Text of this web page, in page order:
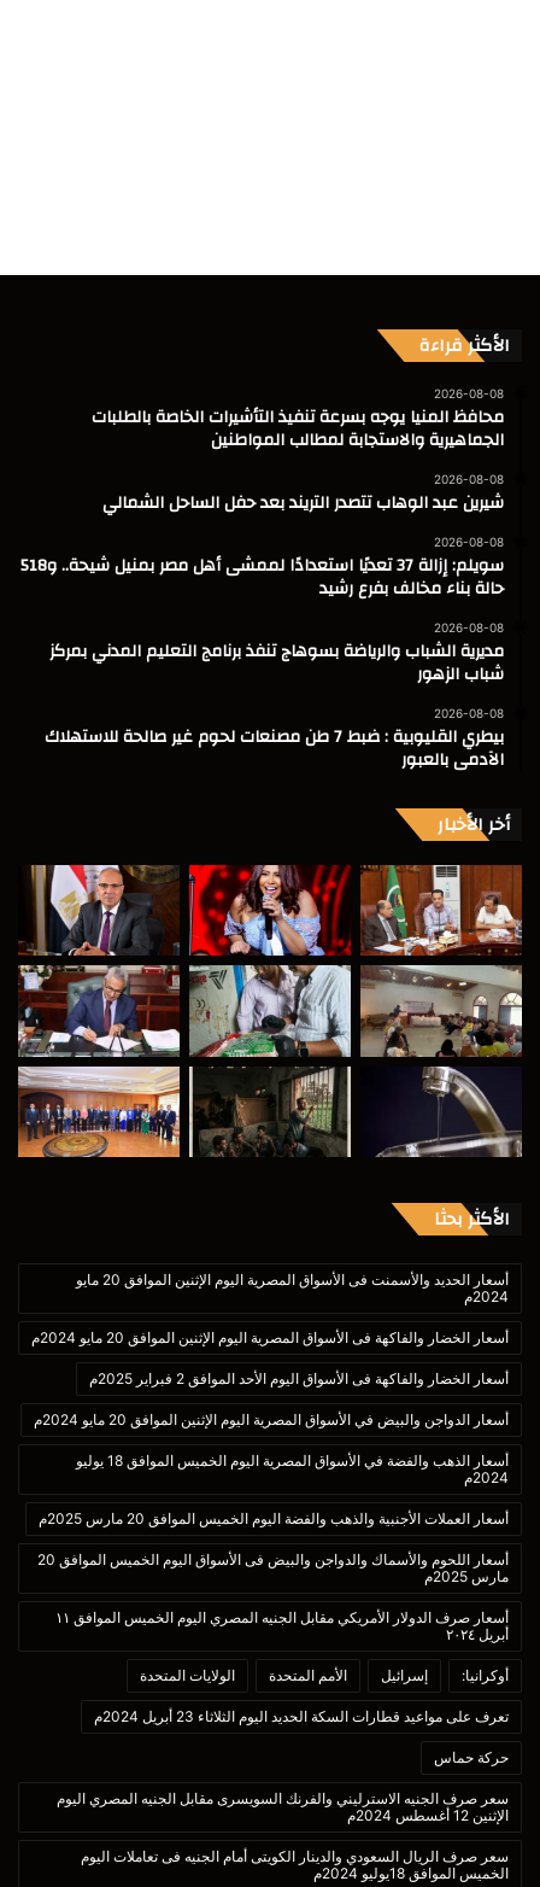
الأكثر قراءة
2026-08-08
محافظ المنيا يوجه بسرعة تنفيذ التأشيرات الخاصة بالطلبات
الجماهيرية والاستجابة لمطالب المواطنين
2026-08-08
شيرين عبد الوهاب تتصدر التريند بعد حفل الساحل الشمالي
2026-08-08
سويلم: إزالة 37 تعديًا استعدادًا لممشى أهل مصر بمنيل شيحة.. و518
حالة بناء مخالف بفرع رشيد
2026-08-08
مديرية الشباب والرياضة بسوهاج تنفذ برنامج التعليم المدني بمركز
شباب الزهور
2026-08-08
بيطري القليوبية : ضبط 7 طن مصنعات لحوم غير صالحة للاستهلاك
الآدمى بالعبور
أخر الأخبار
الأكثر بحثا
أسعار الحديد والأسمنت فى الأسواق المصرية اليوم الإثنين الموافق 20 مايو
2024م
أسعار الخضار والفاكهة فى الأسواق المصرية اليوم الإثنين الموافق 20 مايو 2024م
أسعار الخضار والفاكهة فى الأسواق اليوم الأحد الموافق 2 فبراير 2025م
أسعار الدواجن والبيض في الأسواق المصرية اليوم الإثنين الموافق 20 مايو 2024م
أسعار الذهب والفضة في الأسواق المصرية اليوم الخميس الموافق 18 يوليو
2024م
أسعار العملات الأجنبية والذهب والفضة اليوم الخميس الموافق 20 مارس 2025م
أسعار اللحوم والأسماك والدواجن والبيض فى الأسواق اليوم الخميس الموافق 20
مارس 2025م
أسعار صرف الدولار الأمريكي مقابل الجنيه المصري اليوم الخميس الموافق ١١
أبريل ٢٠٢٤
أوكرانيا: إسرائيل الأمم المتحدة الولايات المتحدة
تعرف على مواعيد قطارات السكة الحديد اليوم الثلاثاء 23 أبريل 2024م
حركة حماس
سعر صرف الجنيه الاسترليني والفرنك السويسرى مقابل الجنيه المصري اليوم
الإثنين 12 أغسطس 2024م
سعر صرف الريال السعودي والدينار الكويتى أمام الجنيه فى تعاملات اليوم
الخميس الموافق 18يوليو 2024م